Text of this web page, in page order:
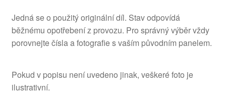
Jedná se o použitý originální díl. Stav odpovídá
běžnému opotřebení z provozu. Pro správný výběr vždy
porovnejte čísla a fotografie s vaším původním panelem.
Pokud v popisu není uvedeno jinak, veškeré foto je
ilustrativní.